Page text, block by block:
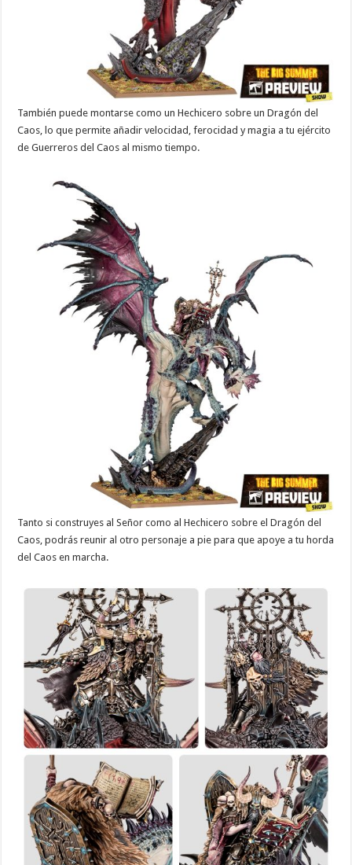
También puede montarse como un Hechicero sobre un Dragón del
Caos, lo que permite añadir velocidad, ferocidad y magia a tu ejército
de Guerreros del Caos al mismo tiempo.
Tanto si construyes al Señor como al Hechicero sobre el Dragón del
Caos, podrás reunir al otro personaje a pie para que apoye a tu horda
del Caos en marcha.